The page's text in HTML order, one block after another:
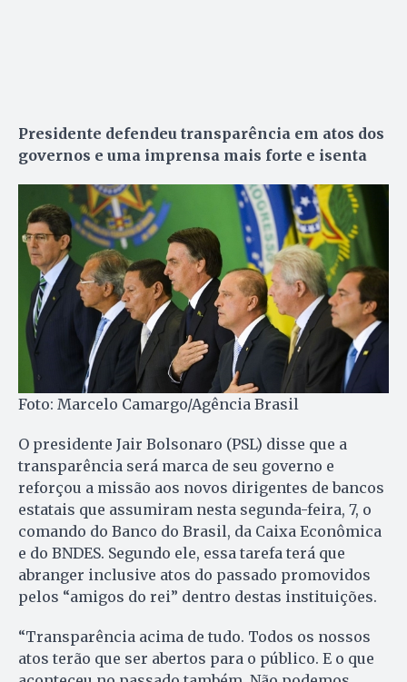
Presidente defendeu transparência em atos dos
governos e uma imprensa mais forte e isenta
Foto: Marcelo Camargo/Agência Brasil
O presidente Jair Bolsonaro (PSL) disse que a
transparência será marca de seu governo e
reforçou a missão aos novos dirigentes de bancos
estatais que assumiram nesta segunda-feira, 7, o
comando do Banco do Brasil, da Caixa Econômica
e do BNDES. Segundo ele, essa tarefa terá que
abranger inclusive atos do passado promovidos
pelos “amigos do rei” dentro destas instituições.
“Transparência acima de tudo. Todos os nossos
atos terão que ser abertos para o público. E o que